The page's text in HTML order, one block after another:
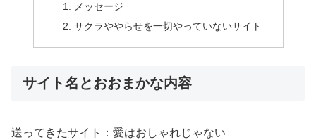
メッセージ
サクラややらせを一切やっていないサイト
サイト名とおおまかな内容
送ってきたサイト：愛はおしゃれじゃない